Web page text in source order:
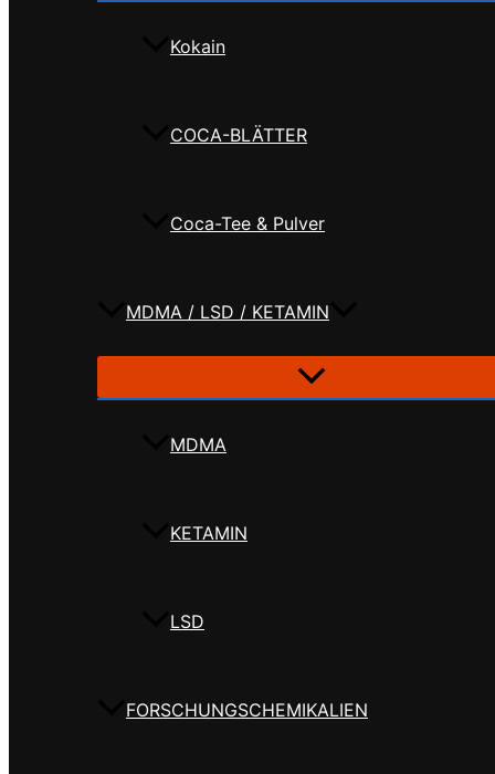
Kokain
COCA-BLÄTTER
Coca-Tee & Pulver
MDMA / LSD / KETAMIN
MDMA
KETAMIN
LSD
FORSCHUNGSCHEMIKALIEN